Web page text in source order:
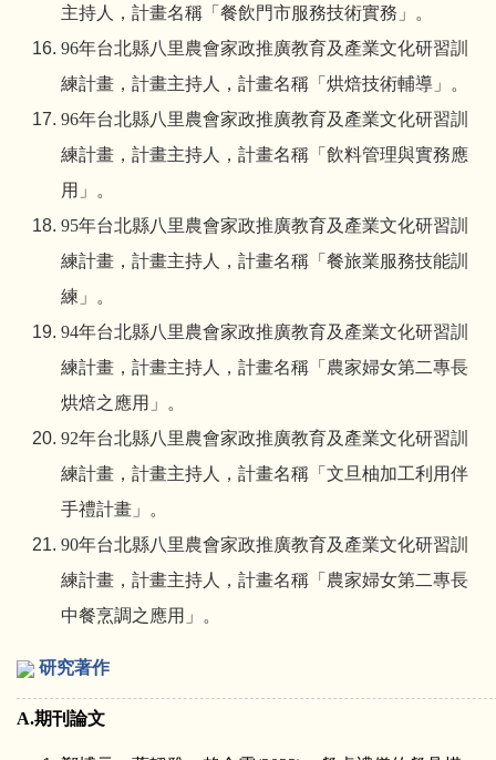
主持人，計畫名稱「餐飲門市服務技術實務」。
96年台北縣八里農會家政推廣教育及產業文化研習訓
練計畫，計畫主持人，計畫名稱「烘焙技術輔導」。
96年台北縣八里農會家政推廣教育及產業文化研習訓
練計畫，計畫主持人，計畫名稱「飲料管理與實務應
用」。
95年台北縣八里農會家政推廣教育及產業文化研習訓
練計畫，計畫主持人，計畫名稱「餐旅業服務技能訓
練」。
94年台北縣八里農會家政推廣教育及產業文化研習訓
練計畫，計畫主持人，計畫名稱「農家婦女第二專長
烘焙之應用」。
92年台北縣八里農會家政推廣教育及產業文化研習訓
練計畫，計畫主持人，計畫名稱「文旦柚加工利用伴
手禮計畫」。
90年台北縣八里農會家政推廣教育及產業文化研習訓
練計畫，計畫主持人，計畫名稱「農家婦女第二專長
中餐烹調之應用」。
研究著作
A.期刊論文